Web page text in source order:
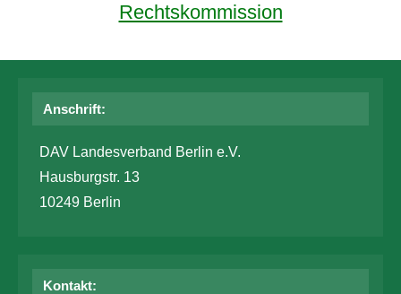
Rechtskommission
Anschrift:
DAV Landesverband Berlin e.V.
Hausburgstr. 13
10249 Berlin
Kontakt: